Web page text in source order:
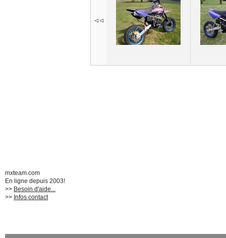
mxteam.com
En ligne depuis 2003!
>> Besoin d'aide...
>> Infos contact